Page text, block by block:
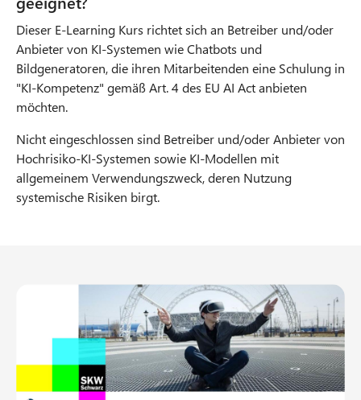
Dieser E-Learning Kurs richtet sich an Betreiber und/oder
Anbieter von KI-Systemen wie Chatbots und
Bildgeneratoren, die ihren Mitarbeitenden eine Schulung in
"KI-Kompetenz" gemäß Art. 4 des EU AI Act anbieten
möchten.
Nicht eingeschlossen sind Betreiber und/oder Anbieter von
Hochrisiko-KI-Systemen sowie KI-Modellen mit
allgemeinem Verwendungszweck, deren Nutzung
systemische Risiken birgt.